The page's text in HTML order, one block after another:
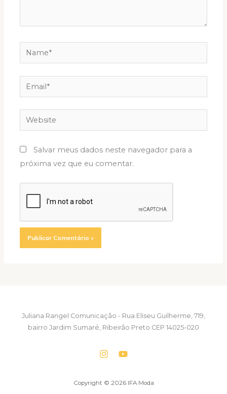
Name*
Email*
Website
Salvar meus dados neste navegador para a
próxima vez que eu comentar.
Juliana Rangel Comunicação - Rua Eliseu Guilherme, 719,
bairro Jardim Sumaré, Ribeirão Preto CEP 14025-020
Copyright © 2026 IFA Moda